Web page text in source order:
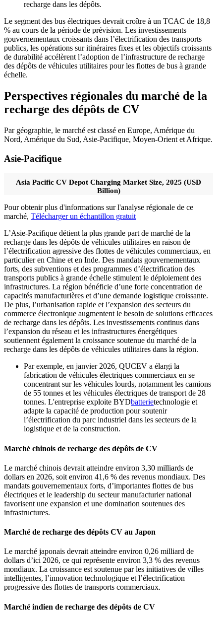
recharge dans les dépôts.
Le segment des bus électriques devrait croître à un TCAC de 18,8
% au cours de la période de prévision. Les investissements
gouvernementaux croissants dans l’électrification des transports
publics, les opérations sur itinéraires fixes et les objectifs croissants
de durabilité accélèrent l’adoption de l’infrastructure de recharge
des dépôts de véhicules utilitaires pour les flottes de bus à grande
échelle.
Perspectives régionales du marché de la
recharge des dépôts de CV
Par géographie, le marché est classé en Europe, Amérique du
Nord, Amérique du Sud, Asie-Pacifique, Moyen-Orient et Afrique.
Asie-Pacifique
Asia Pacific CV Depot Charging Market Size, 2025 (USD
Billion)
Pour obtenir plus d'informations sur l'analyse régionale de ce
marché, Télécharger un échantillon gratuit
L’Asie-Pacifique détient la plus grande part de marché de la
recharge dans les dépôts de véhicules utilitaires en raison de
l’électrification agressive des flottes de véhicules commerciaux, en
particulier en Chine et en Inde. Des mandats gouvernementaux
forts, des subventions et des programmes d’électrification des
transports publics à grande échelle stimulent le déploiement des
infrastructures. La région bénéficie d’une forte concentration de
capacités manufacturières et d’une demande logistique croissante.
De plus, l’urbanisation rapide et l’expansion des secteurs du
commerce électronique augmentent le besoin de solutions efficaces
de recharge dans les dépôts. Les investissements continus dans
l’expansion du réseau et les infrastructures énergétiques
soutiennent également la croissance soutenue du marché de la
recharge dans les dépôts de véhicules utilitaires dans la région.
Par exemple, en janvier 2026, QUCEV a élargi la
fabrication de véhicules électriques commerciaux en se
concentrant sur les véhicules lourds, notamment les camions
de 55 tonnes et les véhicules électriques de transport de 28
tonnes. L'entreprise exploite BYDbatterietechnologie et
adapte la capacité de production pour soutenir
l’électrification du parc industriel dans les secteurs de la
logistique et de la construction.
Marché chinois de recharge des dépôts de CV
Le marché chinois devrait atteindre environ 3,30 milliards de
dollars en 2026, soit environ 41,6 % des revenus mondiaux. Des
mandats gouvernementaux forts, d’importantes flottes de bus
électriques et le leadership du secteur manufacturier national
favorisent une expansion et une domination soutenues des
infrastructures.
Marché de recharge des dépôts CV au Japon
Le marché japonais devrait atteindre environ 0,26 milliard de
dollars d’ici 2026, ce qui représente environ 3,3 % des revenus
mondiaux. La croissance est soutenue par les initiatives de villes
intelligentes, l’innovation technologique et l’électrification
progressive des flottes de transports commerciaux.
Marché indien de recharge des dépôts de CV